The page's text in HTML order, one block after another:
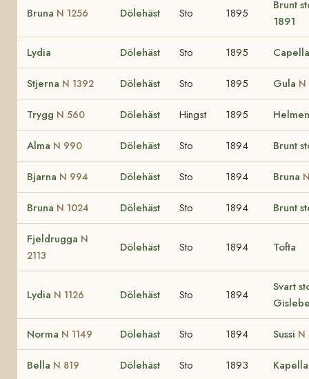
Bruna N 1256 Dölehäst Sto 1895
Brunt
1891
Lydia Dölehäst Sto 1895 Capella
Stjerna N 1392 Dölehäst Sto 1895 Gula N
Trygg N 560 Dölehäst Hingst 1895
Alma N 990 Dölehäst Sto 1894 Brunt
Bjarna N 994 Dölehäst Sto 1894 Bruna
Bruna N 1024 Dölehäst Sto 1894 Brunt
Fjeldrugga N
2113
Dölehäst Sto 1894 Tofta
Lydia N 1126 Dölehäst Sto 1894
Svart
Norma N 1149 Dölehäst Sto 1894 Sussi N
Bella N 819 Dölehäst Sto 1893